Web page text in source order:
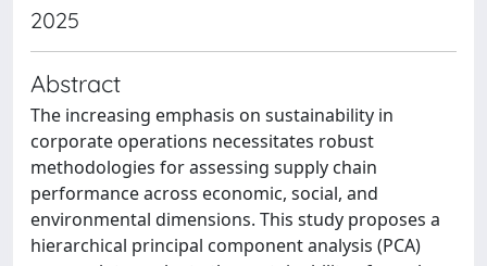
2025
Abstract
The increasing emphasis on sustainability in
corporate operations necessitates robust
methodologies for assessing supply chain
performance across economic, social, and
environmental dimensions. This study proposes a
hierarchical principal component analysis (PCA)